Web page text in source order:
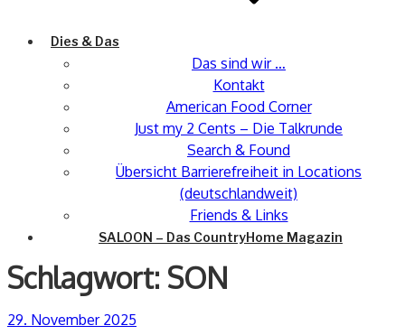
Dies & Das
Das sind wir …
Kontakt
American Food Corner
Just my 2 Cents – Die Talkrunde
Search & Found
Übersicht Barrierefreiheit in Locations
(deutschlandweit)
Friends & Links
SALOON – Das CountryHome Magazin
Schlagwort: SON
Veröffentlicht
29. November 2025